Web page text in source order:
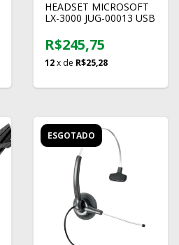
HEADSET MICROSOFT
LX-3000 JUG-00013 USB
R$245,75
12x de R$25,28
ESGOTADO